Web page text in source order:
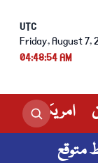
UTC
Friday, August 7,
04:48:55 AM
امریکہ